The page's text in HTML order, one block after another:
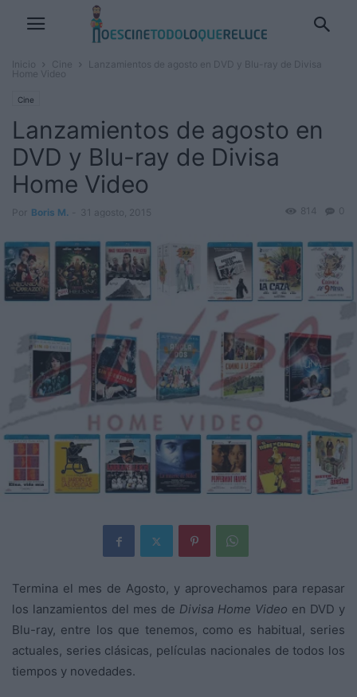
Inicio Cine
Lanzamientos de agosto en DVD y Blu-ray de Divisa
Home Video
Cine
Lanzamientos de agosto en
DVD y Blu-ray de Divisa
Home Video
Por Boris M. 31 agosto, 2015 0
814
Termina el mes de Agosto, y aprovechamos para repasar
los lanzamientos del mes de Divisa Home Video en DVD y
Blu-ray, entre los que tenemos, como es habitual, series
actuales, series clásicas, películas nacionales de todos los
tiempos y novedades.